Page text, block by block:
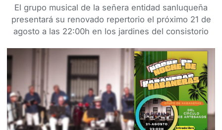
El grupo musical de la señera entidad sanluqueña
presentará su renovado repertorio el próximo 21 de
agosto a las 22:00h en los jardines del consistorio